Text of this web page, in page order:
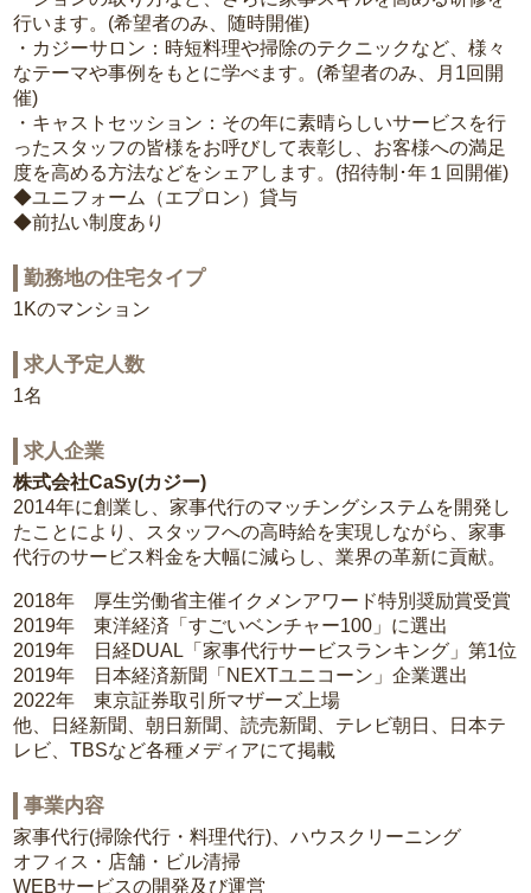
行います。(希望者のみ、随時開催)
・カジーサロン：時短料理や掃除のテクニックなど、様々
なテーマや事例をもとに学べます。(希望者のみ、月1回開
催)
・キャストセッション：その年に素晴らしいサービスを行
ったスタッフの皆様をお呼びして表彰し、お客様への満足
度を高める方法などをシェアします。(招待制･年１回開催)
◆ユニフォーム（エプロン）貸与
◆前払い制度あり
勤務地の住宅タイプ
1Kのマンション
求人予定人数
1名
求人企業
株式会社CaSy(カジー)
2014年に創業し、家事代行のマッチングシステムを開発し
たことにより、スタッフへの高時給を実現しながら、家事
代行のサービス料金を大幅に減らし、業界の革新に貢献。
2018年 厚生労働省主催イクメンアワード特別奨励賞受賞
2019年 東洋経済「すごいベンチャー100」に選出
2019年 日経DUAL「家事代行サービスランキング」第1位
2019年 日本経済新聞「NEXTユニコーン」企業選出
2022年 東京証券取引所マザーズ上場
他、日経新聞、朝日新聞、読売新聞、テレビ朝日、日本テ
レビ、TBSなど各種メディアにて掲載
事業内容
家事代行(掃除代行・料理代行)、ハウスクリーニング
オフィス・店舗・ビル清掃
WEBサービスの開発及び運営